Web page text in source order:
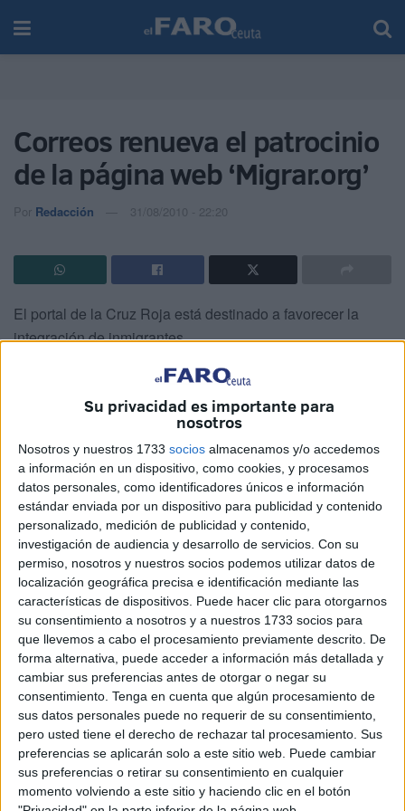
Su privacidad es importante para
nosotros
Nosotros y nuestros 1733 socios almacenamos y/o accedemos
a información en un dispositivo, como cookies, y procesamos
datos personales, como identificadores únicos e información
estándar enviada por un dispositivo para publicidad y contenido
personalizado, medición de publicidad y contenido,
investigación de audiencia y desarrollo de servicios. Con su
permiso, nosotros y nuestros socios podemos utilizar datos de
localización geográfica precisa e identificación mediante las
características de dispositivos. Puede hacer clic para otorgarnos
su consentimiento a nosotros y a nuestros 1733 socios para
que llevemos a cabo el procesamiento previamente descrito. De
forma alternativa, puede acceder a información más detallada y
cambiar sus preferencias antes de otorgar o negar su
consentimiento. Tenga en cuenta que algún procesamiento de
sus datos personales puede no requerir de su consentimiento,
pero usted tiene el derecho de rechazar tal procesamiento. Sus
preferencias se aplicarán solo a este sitio web. Puede cambiar
sus preferencias o retirar su consentimiento en cualquier
momento volviendo a este sitio y haciendo clic en el botón
Correos renueva el patrocinio
de la página web ‘Migrar.org’
Por Redacción 31/08/2010 - 22:20
El portal de la Cruz Roja está destinado a favorecer la
integración de inmigrantes.
Correos ha renovado el patrocinio del portal Migrar.org de
Cruz Roja Española , que viene financiando desde el año
2007, con el objetivo de favorecer la integración de los
inmigrantes en España, informar a las personas que
desean residir en el país y sensibilizar a la sociedad
española para lograr una convivencia basada en el
enriquecimiento mutuo.
El pasado 1 de julio se lanzó el nuevo desarrollo del portal
con un diseño que contempla nuevas funciones y
herramientas.
La web recibió 544.010 visitas recibidas durante el primer
semestre de 2010. En el mismo periodo se han registrado
4.782 usuarios (ascendiendo el total a más de 62.000) y
4.631 personas se han suscrito al boletín semanal que
resume la información más destacada de la web y que
actualmente reciben cerca de 52.000 suscriptores.
Además se han atendido 11.227 consultas, principalmente
sobre temas legales, y se ha publicado información sobre